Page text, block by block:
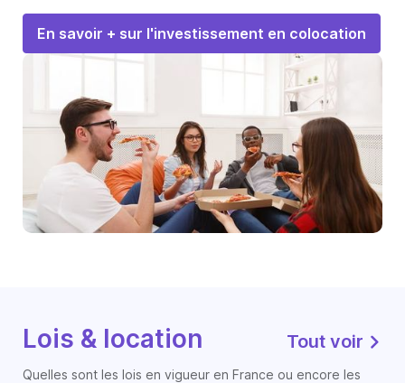
En savoir + sur l'investissement en colocation
Lois & location Tout voir
Quelles sont les lois en vigueur en France ou encore les